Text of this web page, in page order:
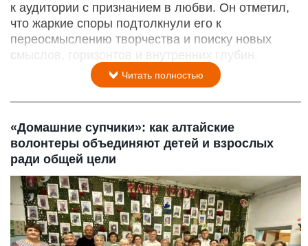
к аудитории с признанием в любви. Он отметил,
что жаркие споры подтолкнули его к
переосмыслению творчества и поиску новых
смыслов, горизонтов и внутренних глубин.
Читать полностью
«Домашние супчики»: как алтайские
волонтеры объединяют детей и взрослых
ради общей цели